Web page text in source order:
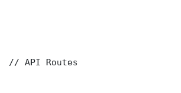
// API Routes